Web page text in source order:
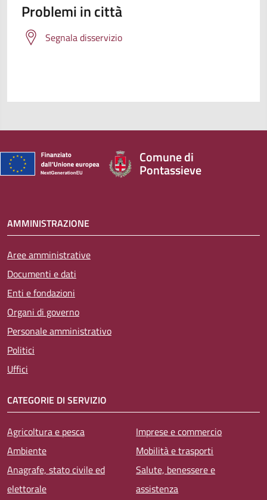
Problemi in città
Segnala disservizio
Comune di
Pontassieve
AMMINISTRAZIONE
Aree amministrative
Documenti e dati
Enti e fondazioni
Organi di governo
Personale amministrativo
Politici
Uffici
CATEGORIE DI SERVIZIO
Agricoltura e pesca
Ambiente
Anagrafe, stato civile ed
elettorale
Imprese e commercio
Mobilità e trasporti
Salute, benessere e
assistenza